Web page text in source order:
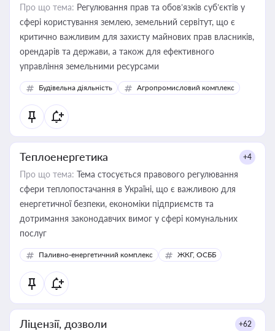
Про що тема: Регулювання прав та обов’язків суб’єктів у
сфері користування землею, земельний сервітут, що є
критично важливим для захисту майнових прав власників,
орендарів та держави, а також для ефективного
управління земельними ресурсами
Будівельна діяльність Агропромисловий комплекс
Теплоенергетика +4
Про що тема: Тема стосується правового регулювання
сфери теплопостачання в Україні, що є важливою для
енергетичної безпеки, економіки підприємств та
дотримання законодавчих вимог у сфері комунальних
послуг
Паливно-енергетичний комплекс ЖКГ, ОСББ
Ліцензії, дозволи +62